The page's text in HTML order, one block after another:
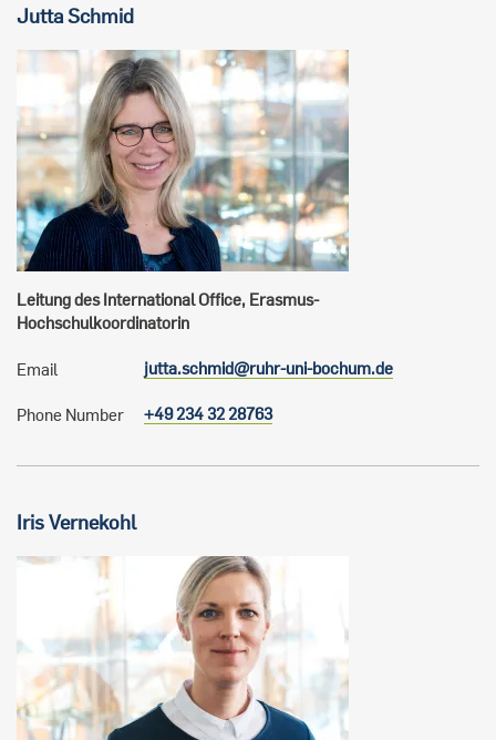
JuttaSchmid
Leitung des International Office, Erasmus-
Hochschulkoordinatorin
Email jutta.schmid@ruhr-uni-bochum.de
Phone Number +49 234 32 28763
IrisVernekohl